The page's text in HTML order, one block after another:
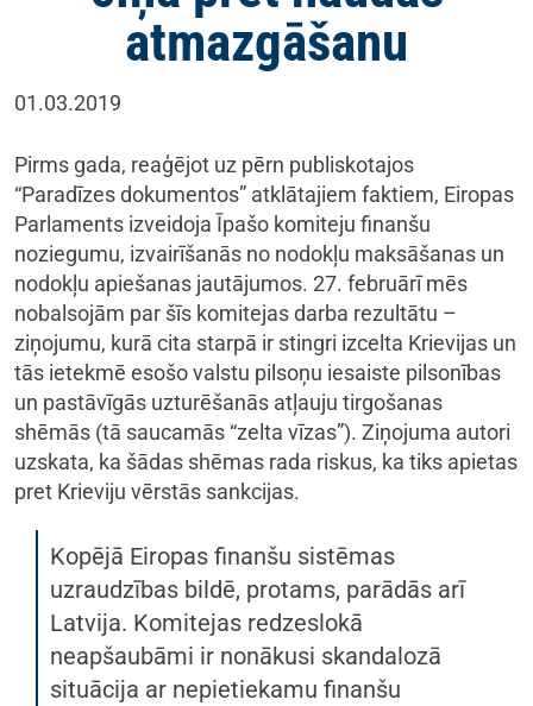
atmazgāšanu
01.03.2019
Pirms gada, reaģējot uz pērn publiskotajos
“Paradīzes dokumentos” atklātajiem faktiem, Eiropas
Parlaments izveidoja Īpašo komiteju finanšu
noziegumu, izvairīšanās no nodokļu maksāšanas un
nodokļu apiešanas jautājumos. 27. februārī mēs
nobalsojām par šīs komitejas darba rezultātu –
ziņojumu, kurā cita starpā ir stingri izcelta Krievijas un
tās ietekmē esošo valstu pilsoņu iesaiste pilsonības
un pastāvīgās uzturēšanās atļauju tirgošanas
shēmās (tā saucamās “zelta vīzas”). Ziņojuma autori
uzskata, ka šādas shēmas rada riskus, ka tiks apietas
pret Krieviju vērstās sankcijas.
Kopējā Eiropas finanšu sistēmas
uzraudzības bildē, protams, parādās arī
Latvija. Komitejas redzeslokā
neapšaubāmi ir nonākusi skandalozā
situācija ar nepietiekamu finanšu